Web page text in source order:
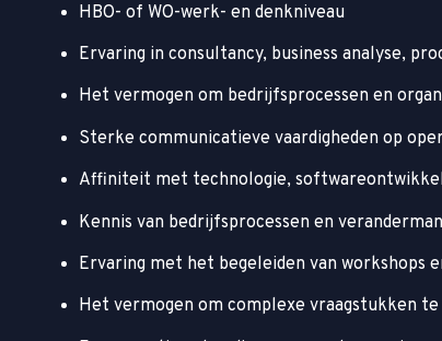
HBO- of WO-werk- en denkniveau
Ervaring in consultancy, business analyse,
Het vermogen om bedrijfsprocessen en
Sterke communicatieve vaardigheden op
Affiniteit met technologie,
Kennis van bedrijfsprocessen en
Ervaring met het begeleiden van workshops
Het vermogen om complexe vraagstukken